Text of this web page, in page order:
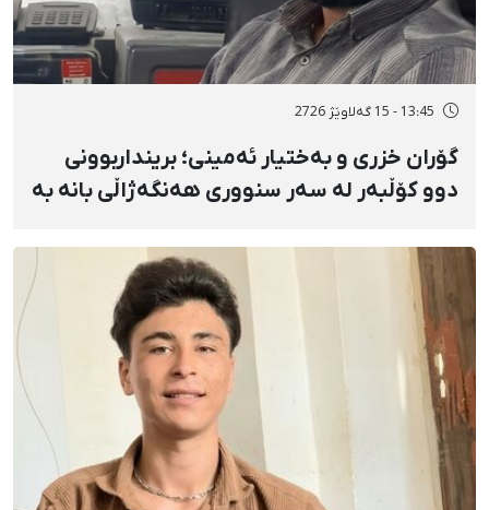
13:45 - 15 گەلاوێژ 2726
گۆران خزری و بەختیار ئەمینی؛ برینداربوونی
دوو کۆڵبەر لە سەر سنووری هەنگەژاڵی بانه بە
تەقینەوەی مین